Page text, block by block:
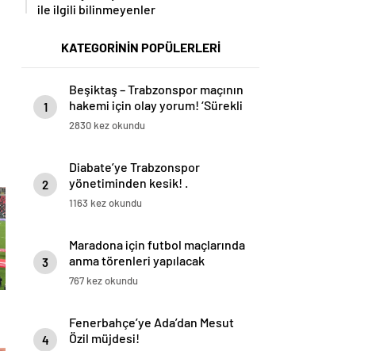
ile ilgili bilinmeyenler
KATEGORİNİN POPÜLERLERİ
1
Beşiktaş – Trabzonspor maçının
hakemi için olay yorum! ‘Sürekli
kambur bir şekilde’
2830 kez okundu
2
Diabate’ye Trabzonspor
yönetiminden kesik! .
1163 kez okundu
3
Maradona için futbol maçlarında
anma törenleri yapılacak
767 kez okundu
4
Fenerbahçe’ye Ada’dan Mesut
Özil müjdesi!